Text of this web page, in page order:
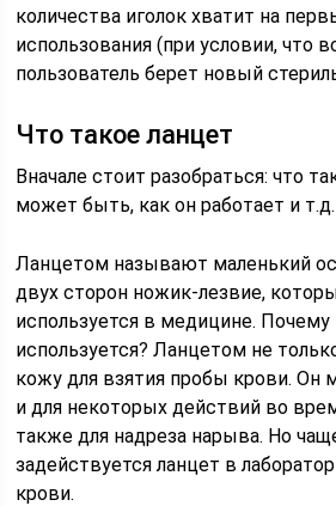
количества иголок хватит на
использования (при условии, что
пользователь берет новый
Что такое ланцет
Вначале стоит разобраться: что
может быть, как он работает и т.д.
Ланцетом называют маленький
двух сторон ножик-лезвие,
используется в медицине.
используется? Ланцетом не
кожу для взятия пробы крови. Он
и для некоторых действий во
также для надреза нарыва. Но
задействуется ланцет в
крови.